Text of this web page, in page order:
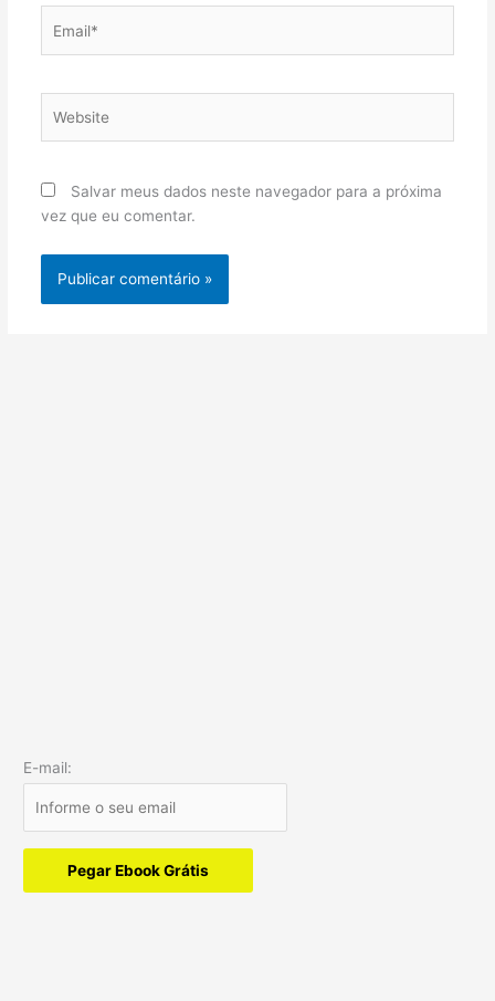
Salvar meus dados neste navegador para a próxima
vez que eu comentar.
E-mail:
Pegar Ebook Grátis